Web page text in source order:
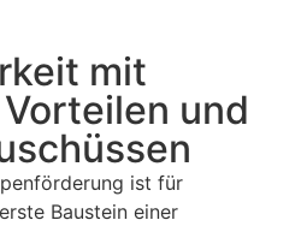
mit
und
ist für
Baustein einer